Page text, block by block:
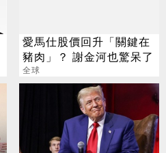
愛馬仕股價回升「關鍵在
豬肉」？ 謝金河也驚呆了
全球